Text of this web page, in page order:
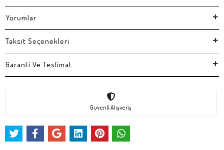
Yorumlar
Taksit Seçenekleri
Garanti Ve Teslimat
Güvenli Alışveriş